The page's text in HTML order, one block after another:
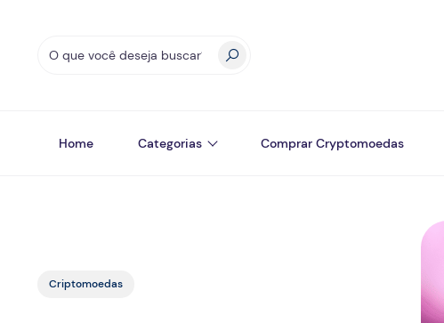
Home Categorias Comprar Cryptomoedas
Criptomoedas